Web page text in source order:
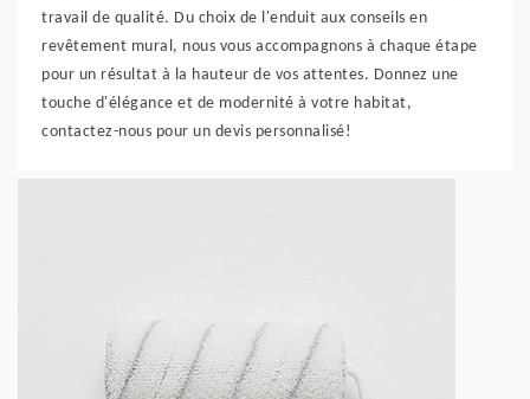
travail de qualité. Du choix de l'enduit aux conseils en
revêtement mural, nous vous accompagnons à chaque étape
pour un résultat à la hauteur de vos attentes. Donnez une
touche d'élégance et de modernité à votre habitat,
contactez-nous pour un devis personnalisé!